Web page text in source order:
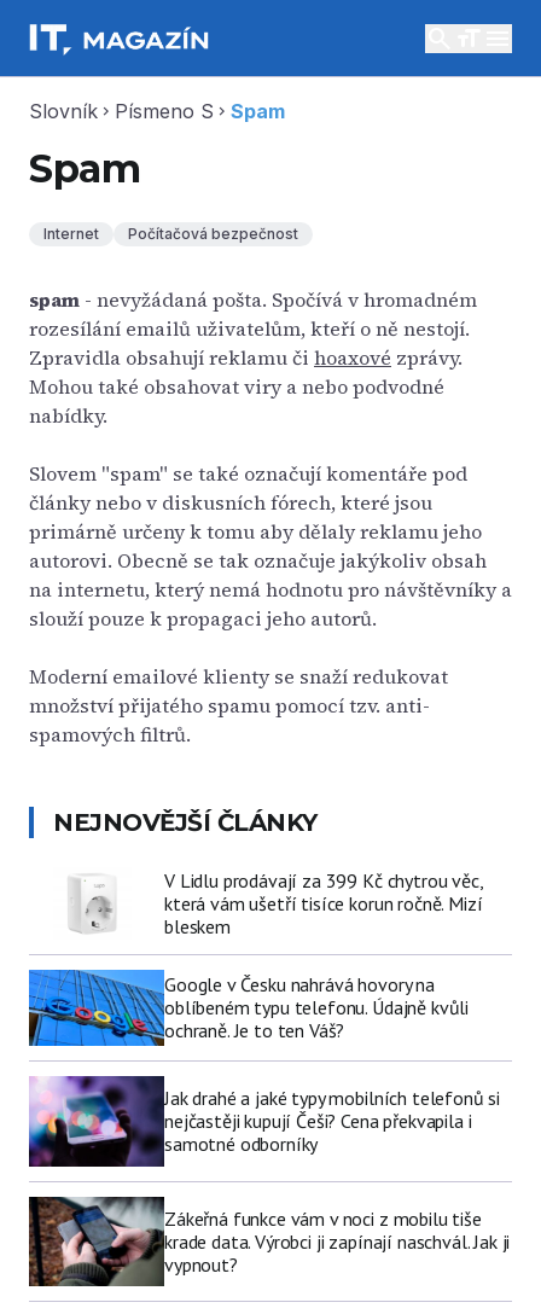
Slovník chevron_right Písmeno S chevron_right Spam
Spam
Internet Počítačová bezpečnost
spam - nevyžádaná pošta. Spočívá v hromadném
rozesílání emailů uživatelům, kteří o ně nestojí.
Zpravidla obsahují reklamu či hoaxové zprávy.
Mohou také obsahovat viry a nebo podvodné
nabídky.
Slovem "spam" se také označují komentáře pod
články nebo v diskusních fórech, které jsou
primárně určeny k tomu aby dělaly reklamu jeho
autorovi. Obecně se tak označuje jakýkoliv obsah
na internetu, který nemá hodnotu pro návštěvníky a
slouží pouze k propagaci jeho autorů.
Moderní emailové klienty se snaží redukovat
množství přijatého spamu pomocí tzv. anti-
spamových filtrů.
NEJNOVĚJŠÍ ČLÁNKY
V Lidlu prodávají za 399 Kč chytrou věc,
která vám ušetří tisíce korun ročně. Mizí
bleskem
Google v Česku nahrává hovory na
oblíbeném typu telefonu. Údajně kvůli
ochraně. Je to ten Váš?
Jak drahé a jaké typy mobilních telefonů si
nejčastěji kupují Češi? Cena překvapila i
samotné odborníky
Zákeřná funkce vám v noci z mobilu tiše
krade data. Výrobci ji zapínají naschvál. Jak ji
vypnout?